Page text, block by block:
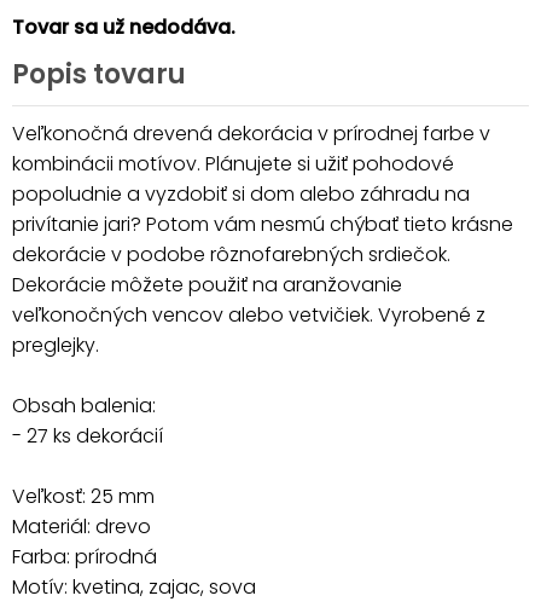
Tovar sa už nedodáva.
Popis tovaru
Veľkonočná drevená dekorácia v prírodnej farbe v
kombinácii motívov. Plánujete si užiť pohodové
popoludnie a vyzdobiť si dom alebo záhradu na
privítanie jari? Potom vám nesmú chýbať tieto krásne
dekorácie v podobe rôznofarebných srdiečok.
Dekorácie môžete použiť na aranžovanie
veľkonočných vencov alebo vetvičiek. Vyrobené z
preglejky.
Obsah balenia:
- 27 ks dekorácií
Veľkosť: 25 mm
Materiál: drevo
Farba: prírodná
Motív: kvetina, zajac, sova